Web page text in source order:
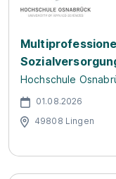
Hochschule
01.08.2026
49808 Lingen